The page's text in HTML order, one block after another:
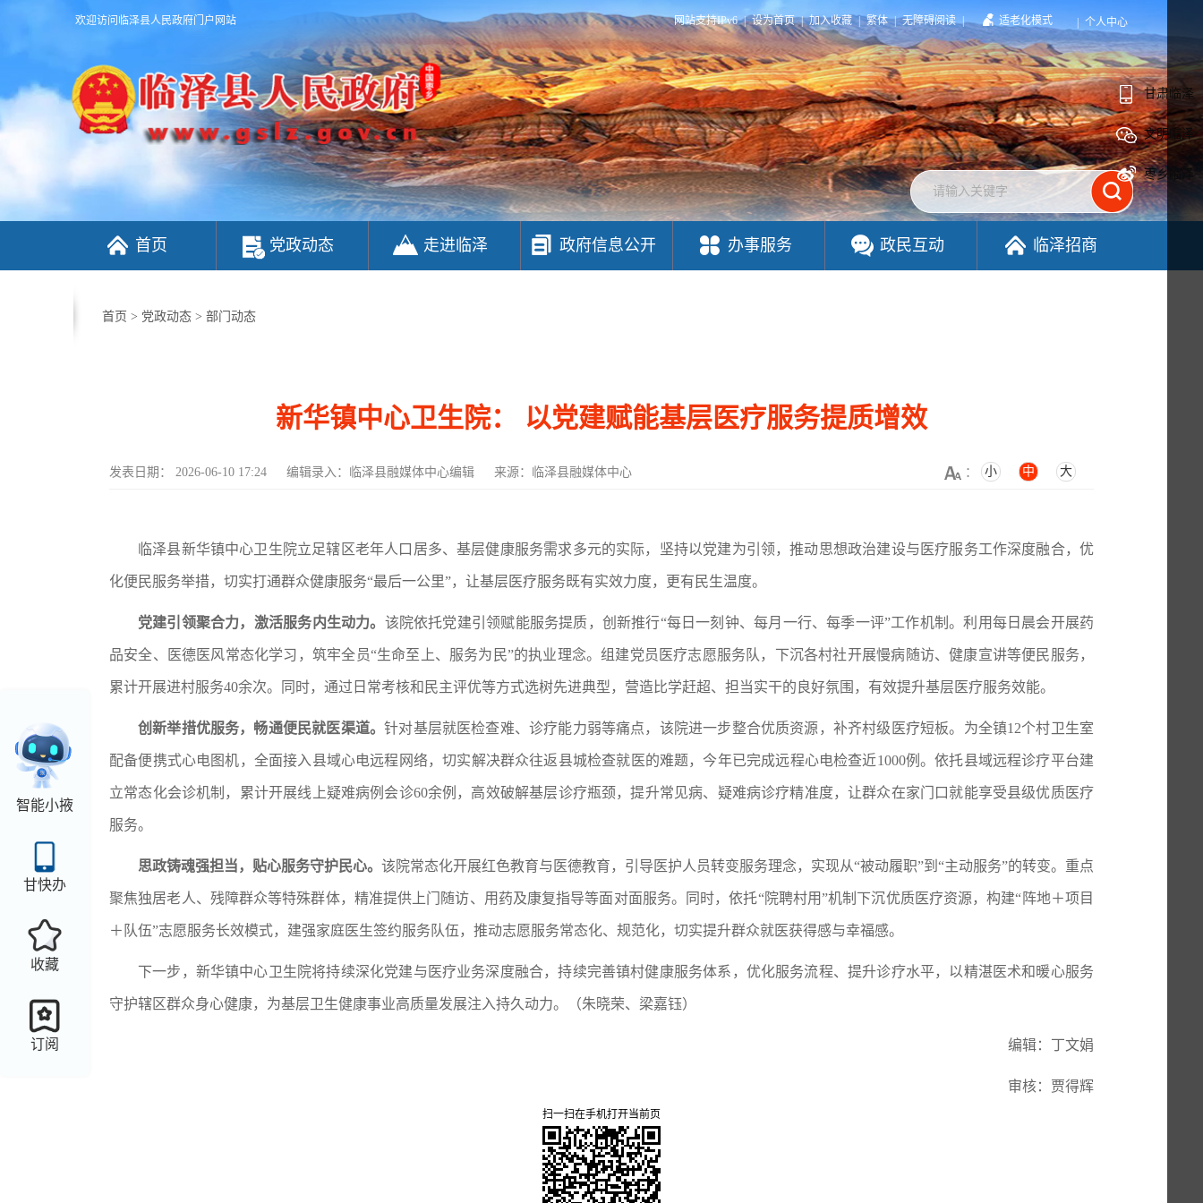
欢迎访问临泽县人民政府门户网站 网站支持IPv6 | 设为首页 | 加入收藏 | 繁体 | 无障碍阅读 | 适老化模式 个人中心
首页 党政动态 走进临泽 政府信息公开 办事服务 政民互动 临泽招商
智能小掖
甘快办
收藏
订阅
首页 > 党政动态 > 部门动态
新华镇中心卫生院： 以党建赋能基层医疗服务提质增效
发表日期： 2026-06-10 17:24 编辑录入： 临泽县融媒体中心编辑 来源：临泽县融媒体中心 ： 小 中 大
临泽县新华镇中心卫生院立足辖区老年人口居多、基层健康服务需求多元的实际，坚持以党建为引领，推动思想政治建设与医疗服务工作深度融合，优
化便民服务举措，切实打通群众健康服务“最后一公里”，让基层医疗服务既有实效力度，更有民生温度。
党建引领聚合力，激活服务内生动力。 该院依托党建引领赋能服务提质，创新推行“每日一刻钟、每月一行、每季一评”工作机制。利用每日晨会开展药
品安全、医德医风常态化学习，筑牢全员“生命至上、服务为民”的执业理念。组建党员医疗志愿服务队，下沉各村社开展慢病随访、健康宣讲等便民服务，
累计开展进村服务40余次。同时，通过日常考核和民主评优等方式选树先进典型，营造比学赶超、担当实干的良好氛围，有效提升基层医疗服务效能。
创新举措优服务，畅通便民就医渠道。针对基层就医检查难、诊疗能力弱等痛点，该院进一步整合优质资源，补齐村级医疗短板。为全镇12个村卫生室
配备便携式心电图机，全面接入县域心电远程网络，切实解决群众往返县城检查就医的难题，今年已完成远程心电检查近1000例。依托县域远程诊疗平台建
立常态化会诊机制，累计开展线上疑难病例会诊60余例，高效破解基层诊疗瓶颈，提升常见病、疑难病诊疗精准度，让群众在家门口就能享受县级优质医疗
服务。
思政铸魂强担当，贴心服务守护民心。 该院常态化开展红色教育与医德教育，引导医护人员转变服务理念，实现从“被动履职”到“主动服务”的转变。重点
聚焦独居老人、残障群众等特殊群体，精准提供上门随访、用药及康复指导等面对面服务。同时，依托“院聘村用”机制下沉优质医疗资源，构建“阵地＋项目
＋队伍”志愿服务长效模式，建强家庭医生签约服务队伍，推动志愿服务常态化、规范化，切实提升群众就医获得感与幸福感。
下一步，新华镇中心卫生院将持续深化党建与医疗业务深度融合，持续完善镇村健康服务体系，优化服务流程、提升诊疗水平，以精湛医术和暖心服务
守护辖区群众身心健康，为基层卫生健康事业高质量发展注入持久动力。（朱晓荣、梁嘉钰）
编辑：丁文娟
审核：贾得辉
扫一扫在手机打开当前页
甘肃临泽
文明临泽
枣乡临泽